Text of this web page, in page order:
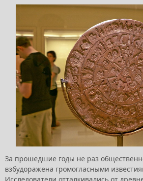
За прошедшие годы не раз
взбудоражена громогласными